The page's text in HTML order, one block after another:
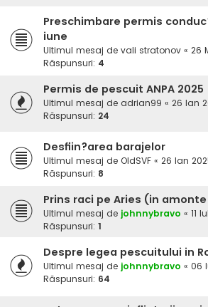
Preschimbare permis
iune
Ultimul mesaj de vali stratonov « 26
Răspunsuri: 4
Permis de pescuit ANPA 2025
Ultimul mesaj de adrian99 « 26 Ian
Răspunsuri: 24
Desfiin?area barajelor
Ultimul mesaj de OldSVF « 26 Ian
Răspunsuri: 8
Prins raci pe Aries (in
Ultimul mesaj de johnnybravo « 11
Răspunsuri: 1
Despre legea pescuitului in
Ultimul mesaj de johnnybravo « 06
Răspunsuri: 64